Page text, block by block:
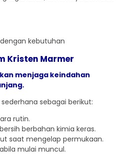
kebutuhan
Kristen Marmer
menjaga keindahan
sebagai berikut:
rutin.
berbahan kimia keras.
saat mengelap permukaan.
mulai muncul.